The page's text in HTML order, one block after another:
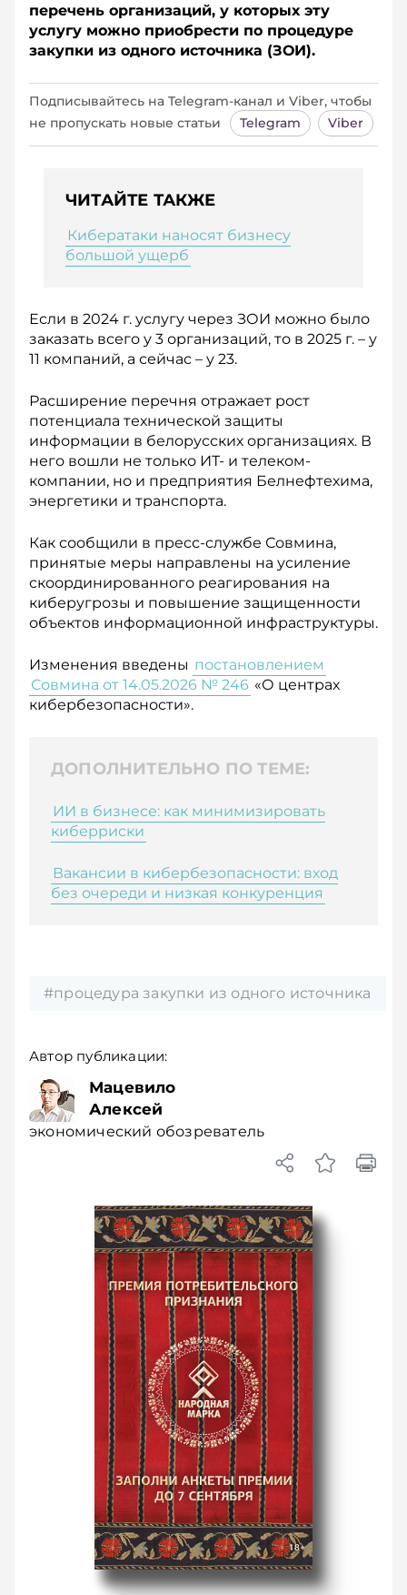
перечень организаций, у которых эту
услугу можно приобрести по процедуре
закупки из одного источника (ЗОИ).
Подписывайтесь на Telegram‑канал и Viber, чтобы
не пропускать новые статьи
Telegram Viber
ЧИТАЙТЕ ТАКЖЕ
Кибератаки наносят бизнесу
большой ущерб
Если в 2024 г. услугу через ЗОИ можно было
заказать всего у 3 организаций, то в 2025 г. – у
11 компаний, а сейчас – у 23.
Расширение перечня отражает рост
потенциала технической защиты
информации в белорусских организациях. В
него вошли не только ИТ- и телеком-
компании, но и предприятия Белнефтехима,
энергетики и транспорта.
Как сообщили в пресс-службе Совмина,
принятые меры направлены на усиление
скоординированного реагирования на
киберугрозы и повышение защищенности
объектов информационной инфраструктуры.
Изменения введены постановлением
Совмина от 14.05.2026 № 246 «О центрах
кибербезопасности».
ДОПОЛНИТЕЛЬНО ПО ТЕМЕ:
ИИ в бизнесе: как минимизировать
киберриски
Вакансии в кибербезопасности: вход
без очереди и низкая конкуренция
#процедура закупки из одного источника
Автор публикации:
Мацевило
Алексей
экономический обозреватель